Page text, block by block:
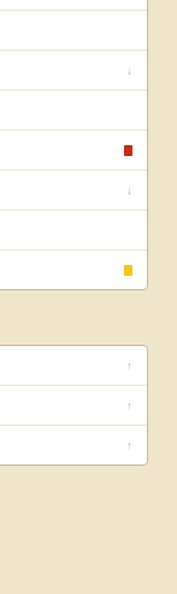
↓
↓
↑
↑
↑